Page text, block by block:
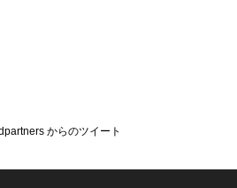
からのツイート